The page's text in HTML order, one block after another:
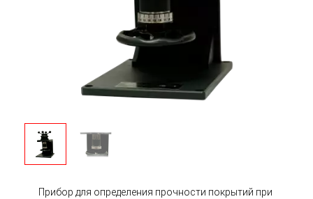
Прибор для определения прочности покрытий при